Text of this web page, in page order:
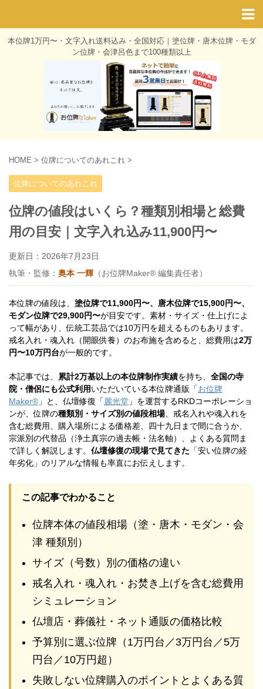
本位牌1万円〜・文字入れ送料込み・全国対応｜塗位牌・唐木位牌・モダ
ン位牌・会津呂色まで100種類以上
HOME > 位牌についてのあれこれ >
位牌についてのあれこれ
位牌の値段はいくら？種類別相場と総費
用の目安｜文字入れ込み11,900円〜
更新日： 2026年7月23日
執筆・監修： 奥本 一輝 （お位牌Maker® 編集責任者）
本位牌の値段は、 塗位牌で11,900円〜、唐木位牌で15,900円〜、
モダン位牌で29,900円〜が目安です。素材・サイズ・仕上げによ
って幅があり、伝統工芸品では10万円を超えるものもあります。
戒名入れ・魂入れ（開眼供養）のお布施を含めると、総費用は2万
円〜10万円台が一般的です。
本記事では、 累計2万基以上の本位牌制作実績を持ち、 全国の寺
院・僧侶にも公式利用いただいている本位牌通販「お位牌
Maker® 」と、仏壇修復「麗光堂 」を運営するRKDコーポレーショ
ンが、位牌の種類別・サイズ別の値段相場、戒名入れや魂入れを
含む総費用、購入場所による価格差、四十九日まで間に合うか、
宗派別の代替品（浄土真宗の過去帳・法名軸）、よくある質問ま
で詳しく解説します。 仏壇修復の現場で見てきた 「安い位牌の経
年劣化」のリアルな情報も率直にお伝えします。
この記事でわかること
位牌本体の値段相場（塗・唐木・モダン・会
津 種類別）
サイズ（号数）別の価格の違い
戒名入れ・魂入れ・お焚き上げを含む総費用
シミュレーション
仏壇店・葬儀社・ネット通販の価格比較
予算別に選ぶ位牌（1万円台／3万円台／5万
円台／10万円超）
失敗しない位牌購入のポイントとよくある質